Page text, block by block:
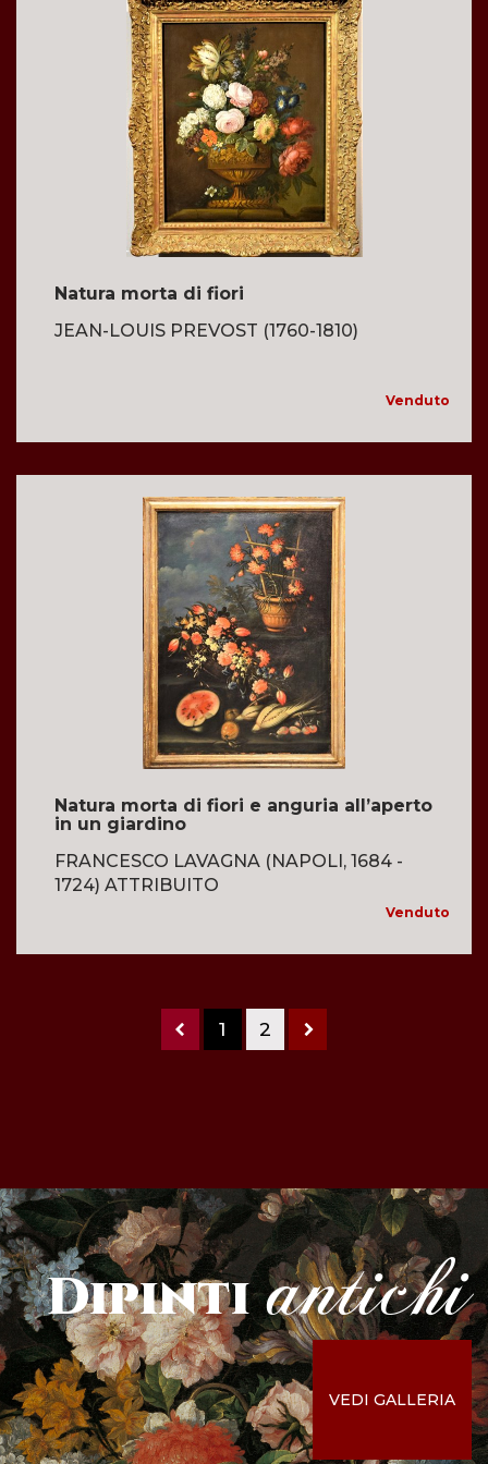
Natura morta di fiori
JEAN-LOUIS PREVOST (1760-1810)
Venduto
Natura morta di fiori e anguria all’aperto
in un giardino
FRANCESCO LAVAGNA (NAPOLI, 1684 -
1724) ATTRIBUITO
Venduto
1 2
Dipinti antichi
VEDI GALLERIA